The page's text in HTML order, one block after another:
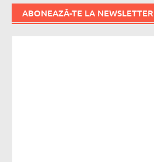
ABONEAZĂ-TE LA NEWSLETTER